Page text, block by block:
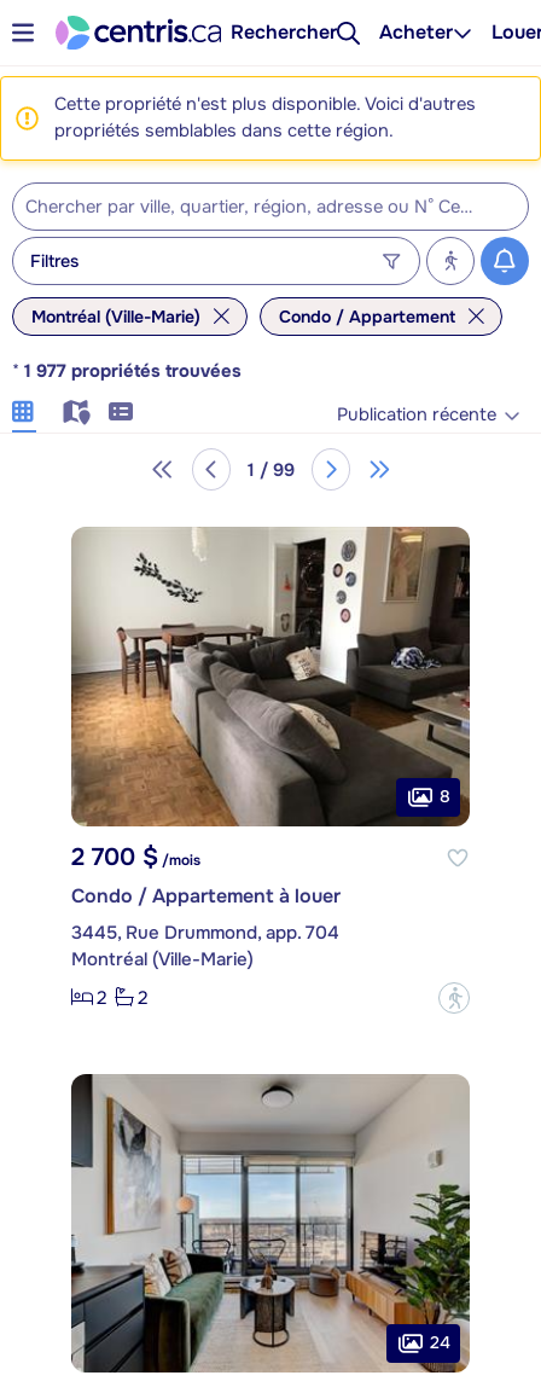
Rechercher Acheter
Cette propriété n'est plus disponible. Voici d'autres
propriétés semblables dans cette région.
Filtres
Montréal (Ville-Marie) Condo / Appartement
* 1 977 propriétés trouvées
Publication récente
1 / 99
8
2 700 $ /mois
Condo / Appartement à louer
3445, Rue Drummond, app. 704
Montréal (Ville-Marie)
2
2 ?
24